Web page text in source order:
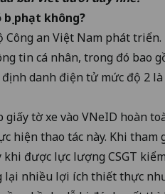
phạt không?
an Việt Nam phát triển.
tin cá nhân, trong đó bao
định danh điện tử mức độ 2
tờ xe vào VNeID hoàn
hiện thao tác này. Khi tham
được lực lượng CSGT
lại nhiều lợi ích thiết thực